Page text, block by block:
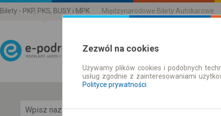
Bilety - PKP, PKS, BUSY i MPK Międzynarodowe Bilety Autokarowe
Rozkład Jazdy | Bilety
Zezwól na cookies
Używamy plików cookies i podobnych
usług zgodnie z zainteresowaniami
Polityce prywatności